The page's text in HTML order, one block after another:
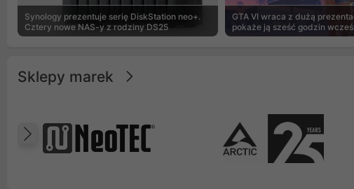
Synology prezentuje serię DiskStation neo+.
Cztery nowe NAS-y z rodziny DS25
GTA VI wraca z dużą
pokaże ją sześć godzin
Sklepy marek
Poprzedni